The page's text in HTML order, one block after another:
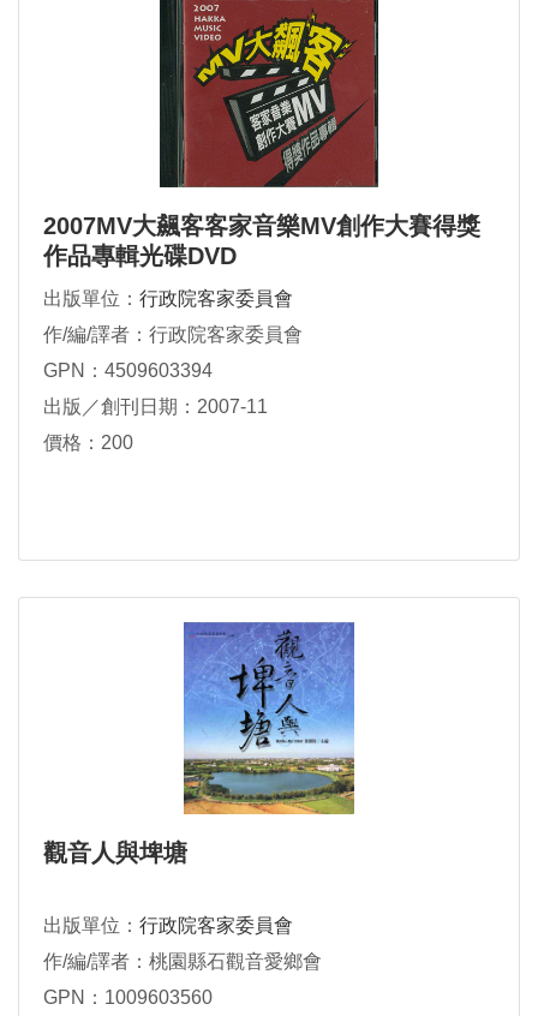
2007MV大飆客客家音樂MV創作大賽得獎
作品專輯光碟DVD
出版單位： 行政院客家委員會
作/編/譯者：行政院客家委員會
GPN：4509603394
出版／創刊日期：2007-11
價格：200
觀音人與埤塘
出版單位： 行政院客家委員會
作/編/譯者：桃園縣石觀音愛鄉會
GPN：1009603560